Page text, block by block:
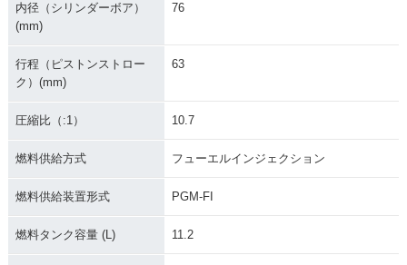
内径（シリンダーボア）
(mm)
76
行程（ピストンストロー
ク）(mm)
63
圧縮比（:1） 10.7
燃料供給方式 フューエルインジェクション
燃料供給装置形式 PGM-FI
燃料タンク容量 (L) 11.2